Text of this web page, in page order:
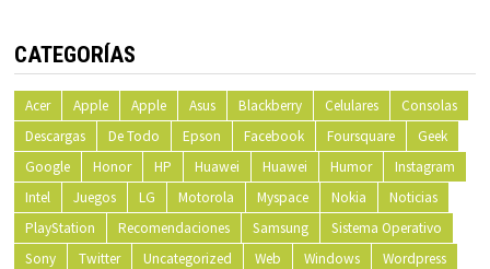
CATEGORÍAS
Acer Apple Apple Asus Blackberry Celulares
Consolas
Descargas
De Todo Epson Facebook Foursquare
Geek
Google
Honor HP Huawei Huawei Humor
Instagram
Intel
Juegos LG Motorola Myspace Nokia
Noticias
PlayStation
Recomendaciones Samsung
Sistema Operativo
Sony
Twitter Uncategorized Web Windows
Wordpress